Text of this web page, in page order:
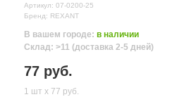
Артикул: 07-0200-25
Бренд: REXANT
В вашем городе: в наличии
Склад: >11 (доставка 2-5 дней)
77 руб.
1 шт х 77 руб.